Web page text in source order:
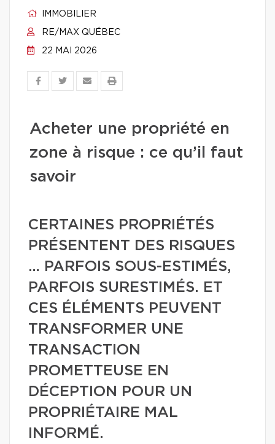
IMMOBILIER
RE/MAX QUÉBEC
22 MAI 2026
Acheter une propriété en
zone à risque : ce qu’il faut
savoir
CERTAINES PROPRIÉTÉS
PRÉSENTENT DES RISQUES
… PARFOIS SOUS-ESTIMÉS,
PARFOIS SURESTIMÉS. ET
CES ÉLÉMENTS PEUVENT
TRANSFORMER UNE
TRANSACTION
PROMETTEUSE EN
DÉCEPTION POUR UN
PROPRIÉTAIRE MAL
INFORMÉ.